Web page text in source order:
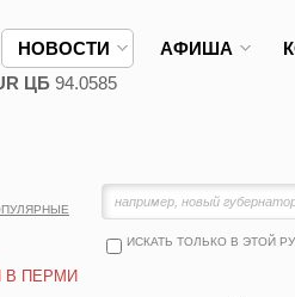
НОВОСТИ АФИША
ЦБ 94.0585
ИСКАТЬ ТОЛЬКО В ЭТОЙ
В ПЕРМИ